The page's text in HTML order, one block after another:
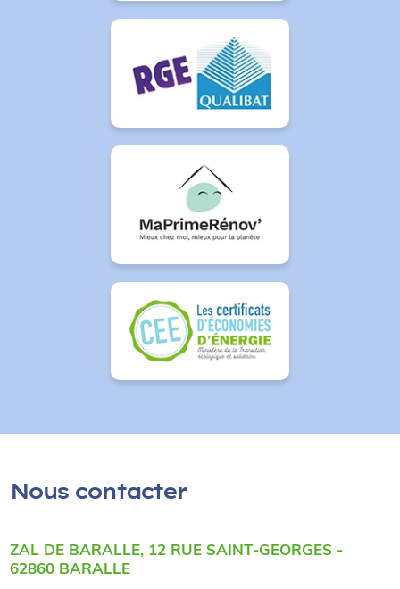
Nous contacter
ZAL DE BARALLE, 12 RUE SAINT-GEORGES -
62860 BARALLE